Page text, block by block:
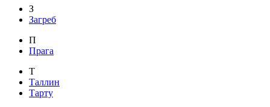
З
Загреб
П
Прага
Т
Таллин
Тарту